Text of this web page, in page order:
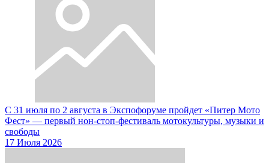
С 31 июля по 2 августа в Экспофоруме пройдет «Питер Мото
Фест» — первый нон-стоп-фестиваль мотокультуры, музыки и
свободы
17 Июля 2026